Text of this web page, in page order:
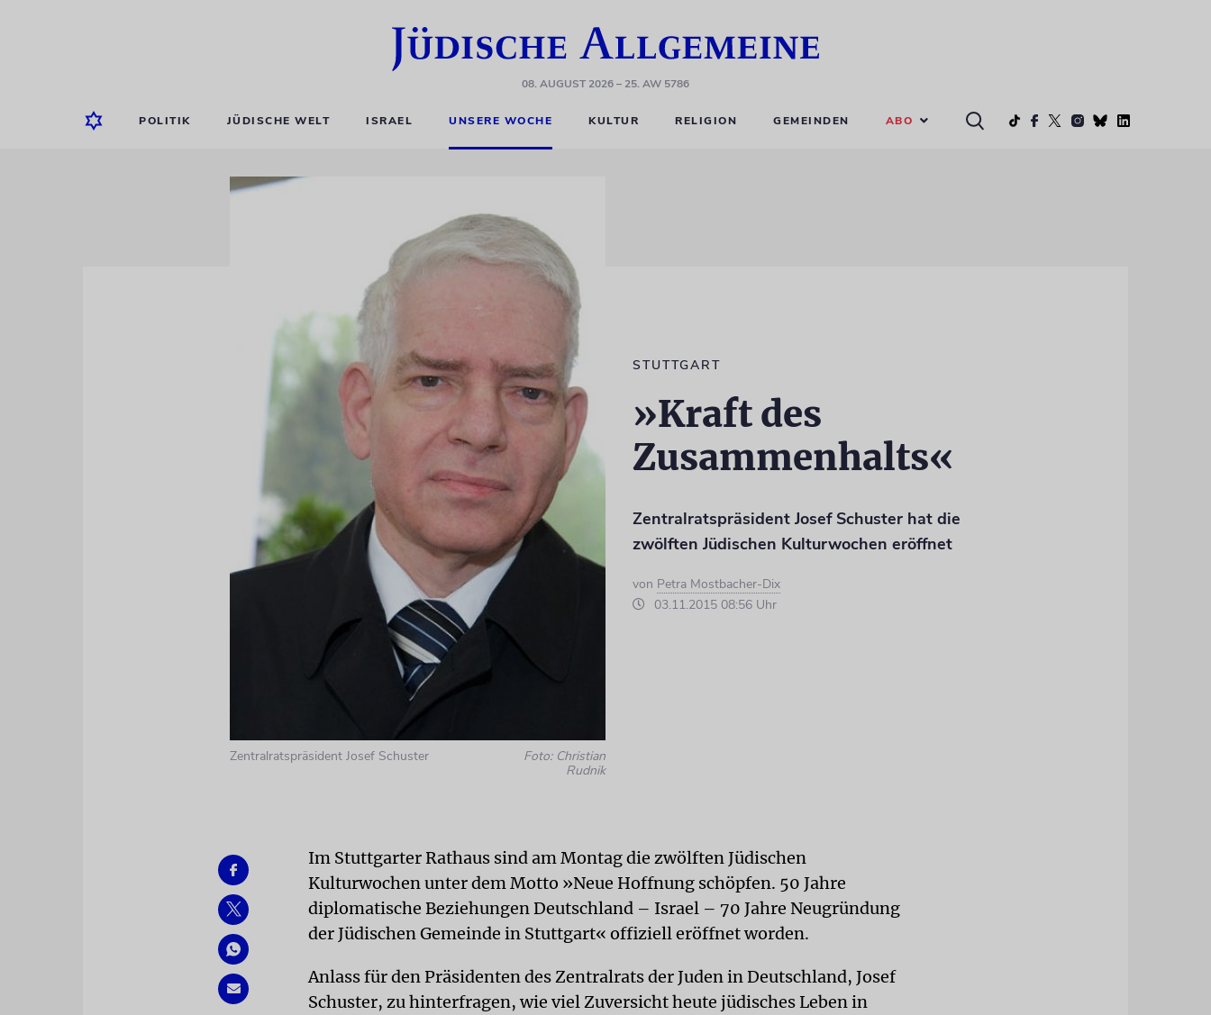
08. AUGUST 2026– 25. AW 5786
POLITIK JÜDISCHE WELT ISRAEL UNSERE WOCHE KULTUR RELIGION GEMEINDEN ABO
Zentralratspräsident Josef Schuster
Foto: Christian
Rudnik
STUTTGART
»Kraft des
Zusammenhalts«
Zentralratspräsident Josef Schuster hat die
zwölften Jüdischen Kulturwochen eröffnet
von Petra Mostbacher-Dix
03.11.2015 08:56 Uhr
Im Stuttgarter Rathaus sind am Montag die zwölften Jüdischen
Kulturwochen unter dem Motto »Neue Hoffnung schöpfen. 50 Jahre
diplomatische Beziehungen Deutschland – Israel – 70 Jahre Neugründung
der Jüdischen Gemeinde in Stuttgart« offiziell eröffnet worden.
Anlass für den Präsidenten des Zentralrats der Juden in Deutschland, Josef
Schuster, zu hinterfragen, wie viel Zuversicht heute jüdisches Leben in